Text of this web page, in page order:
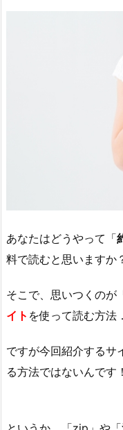
あなたはどうやって「
料で読むと思いますか
そこで、思いつくのが
イト を使って読む方法
ですが今回紹介するサ
る方法ではないんです！